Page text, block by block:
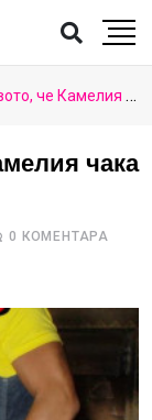
чака бебе (ФОТО)
чака
0 КОМЕНТАРА